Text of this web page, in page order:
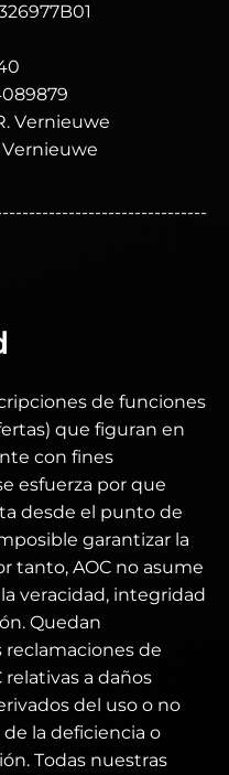
Vernieuwe
Vernieuwe
de funciones
que figuran en
con fines
esfuerza por que
desde el punto de
garantizar la
tanto, AOC no asume
veracidad, integridad
Quedan
de
a daños
del uso o no
la deficiencia o
Todas nuestras